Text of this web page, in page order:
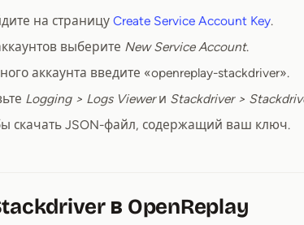
на страницу Create Service Account Key.
выберите New Service Account.
аккаунта введите «openreplay-stackdriver».
Logging > Logs Viewerи Stackdriver >
скачать JSON-файл, содержащий ваш ключ.
в OpenReplay